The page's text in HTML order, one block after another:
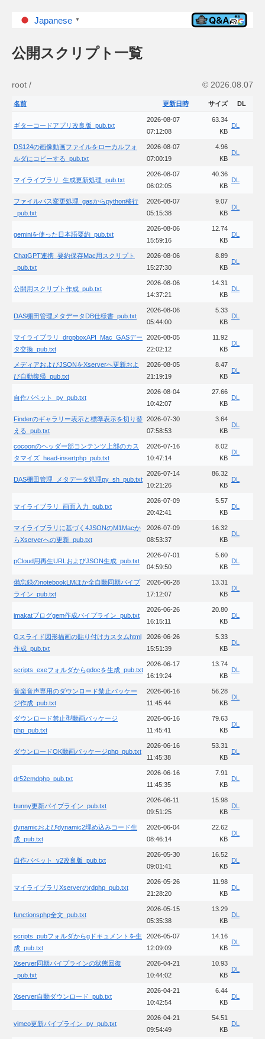
Japanese ▼
公開スクリプト一覧
root / © 2026.08.07
名前 更新日時 サイズ DL
ギターコードアプリ改良版_pub.txt
2026-08-07
07:12:08
63.34
KB
DL
DS124の画像動画ファイルをローカルフォ
ルダにコピーする_pub.txt
2026-08-07
07:00:19
4.96
KB
DL
マイライブラリ_生成更新処理_pub.txt
2026-08-07
06:02:05
40.36
KB
DL
ファイルパス変更処理_gasからpython移行
_pub.txt
2026-08-07
05:15:38
9.07
KB
DL
geminiを使った日本語要約_pub.txt
2026-08-06
15:59:16
12.74
KB
DL
ChatGPT連携_要約保存Mac用スクリプト
_pub.txt
2026-08-06
15:27:30
8.89
KB
DL
公開用スクリプト作成_pub.txt
2026-08-06
14:37:21
14.31
KB
DL
DAS棚田管理メタデータDB仕様書_pub.txt
2026-08-06
05:44:00
5.33
KB
DL
マイライブラリ_dropboxAPI_Mac_GASデー
タ交換_pub.txt
2026-08-05
22:02:12
11.92
KB
DL
メディアおよびJSONをXserverへ更新およ
び自動復帰_pub.txt
2026-08-05
21:19:19
8.47
KB
DL
自作パペット_py_pub.txt
2026-08-04
10:42:07
27.66
KB
DL
Finderのギャラリー表示と標準表示を切り替
える_pub.txt
2026-07-30
07:58:53
3.64
KB
DL
cocoonのヘッダー部コンテンツ上部のカス
タマイズ_head-insertphp_pub.txt
2026-07-16
10:47:14
8.02
KB
DL
DAS棚田管理_メタデータ処理py_sh_pub.txt
2026-07-14
10:21:26
86.32
KB
DL
マイライブラリ_画面入力_pub.txt
2026-07-09
20:42:41
5.57
KB
DL
マイライブラリに基づく4JSONのM1Macか
らXserverへの更新_pub.txt
2026-07-09
08:53:37
16.32
KB
DL
pCloud用再生URLおよびJSON生成_pub.txt
2026-07-01
04:59:50
5.60
KB
DL
備忘録のnotebookLMほか全自動同期パイプ
ライン_pub.txt
2026-06-28
17:12:07
13.31
KB
DL
imakatブログgem作成パイプライン_pub.txt
2026-06-26
16:15:11
20.80
KB
DL
Gスライド図形描画の貼り付けカスタムhtml
作成_pub.txt
2026-06-26
15:51:39
5.33
KB
DL
scripts_exeフォルダからgdocを生成_pub.txt
2026-06-17
16:19:24
13.74
KB
DL
音楽音声専用のダウンロード禁止パッケー
ジ作成_pub.txt
2026-06-16
11:45:44
56.28
KB
DL
ダウンロード禁止型動画パッケージ
php_pub.txt
2026-06-16
11:45:41
79.63
KB
DL
ダウンロードOK動画パッケージphp_pub.txt
2026-06-16
11:45:38
53.31
KB
DL
dr52emdphp_pub.txt
2026-06-16
11:45:35
7.91
KB
DL
bunny更新パイプライン_pub.txt
2026-06-11
09:51:25
15.98
KB
DL
dynamicおよびdynamic2埋め込みコード生
成_pub.txt
2026-06-04
08:46:14
22.62
KB
DL
自作パペット_v2改良版_pub.txt
2026-05-30
09:01:41
16.52
KB
DL
マイライブラリXserverのrdphp_pub.txt
2026-05-26
21:28:20
11.98
KB
DL
functionsphp全文_pub.txt
2026-05-15
05:35:38
13.29
KB
DL
scripts_pubフォルダからgドキュメントを生
成_pub.txt
2026-05-07
12:09:09
14.16
KB
DL
Xserver同期パイプラインの状態回復
_pub.txt
2026-04-21
10:44:02
10.93
KB
DL
Xserver自動ダウンロード_pub.txt
2026-04-21
10:42:54
6.44
KB
DL
vimeo更新パイプライン_py_pub.txt
2026-04-21
09:54:49
54.51
KB
DL